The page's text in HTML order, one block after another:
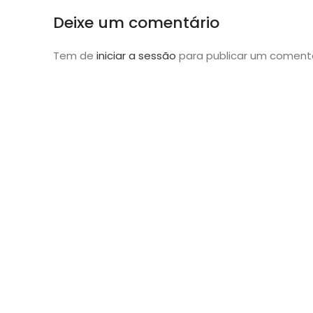
Deixe um comentário
Tem de iniciar a sessão para publicar um